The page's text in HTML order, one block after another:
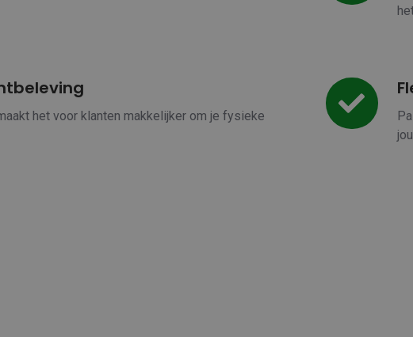
het voor klanten makkelijker om je fysieke
Flexibele